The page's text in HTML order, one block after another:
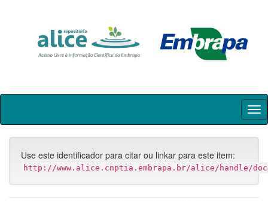
Skip
Use este identificador para citar ou linkar para este item:
http://www.alice.cnptia.embrapa.br/alice/handle/